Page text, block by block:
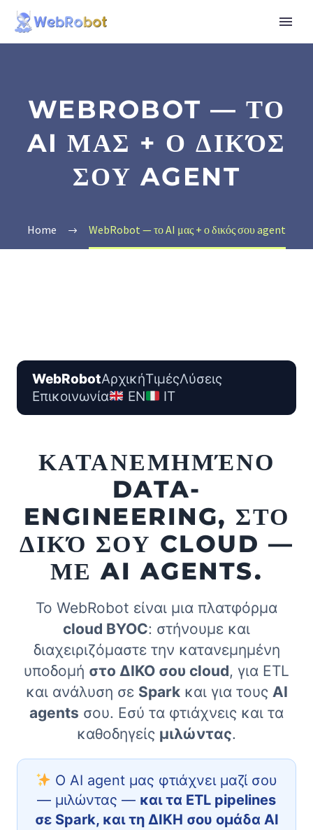
WEBROBOT — ΤΟ
AI ΜΑΣ + Ο ΔΙΚΌΣ
ΣΟΥ AGENT
Home WebRobot — το AI μας + ο δικός σου agent
WebRobotΑρχικήΤιμέςΛύσεις
Επικοινωνία
EN IT
ΚΑΤΑΝΕΜΗΜΈΝΟ
DATA-
ENGINEERING, ΣΤΟ
ΔΙΚΌ ΣΟΥ CLOUD —
ΜΕ AI AGENTS.
Το WebRobot είναι μια πλατφόρμα
cloud BYOC: στήνουμε και
διαχειριζόμαστε την κατανεμημένη
υποδομή στο ΔΙΚΟ σου cloud, για ETL
και ανάλυση σε Sparkκαι για τους AI
agents σου. Εσύ τα φτιάχνεις και τα
καθοδηγείς μιλώντας.
Ο AI agent μας φτιάχνει μαζί σου
— μιλώντας — και τα ETL pipelines
σε Spark, και τη ΔΙΚΗ σου ομάδα AI